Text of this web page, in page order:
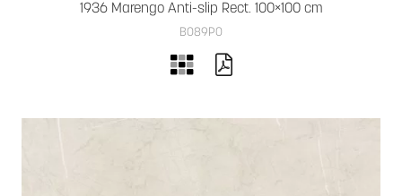
1936 Marengo Anti-slip Rect. 100×100 cm
B089PO